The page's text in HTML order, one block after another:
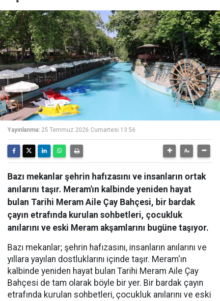
Yayınlanma: 25 Temmuz 2026 Cumartesi 13:56
Bazı mekanlar şehrin hafızasını ve insanların ortak
anılarını taşır. Meram'ın kalbinde yeniden hayat
bulan Tarihi Meram Aile Çay Bahçesi, bir bardak
çayın etrafında kurulan sohbetleri, çocukluk
anılarını ve eski Meram akşamlarını bugüne taşıyor.
Bazı mekanlar; şehrin hafızasını, insanların anılarını ve
yıllara yayılan dostluklarını içinde taşır. Meram'ın
kalbinde yeniden hayat bulan Tarihi Meram Aile Çay
Bahçesi de tam olarak böyle bir yer. Bir bardak çayın
etrafında kurulan sohbetleri, çocukluk anılarını ve eski